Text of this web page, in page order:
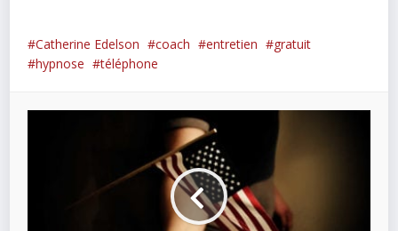
Catherine Edelson coach entretien
gratuit
hypnose
téléphone